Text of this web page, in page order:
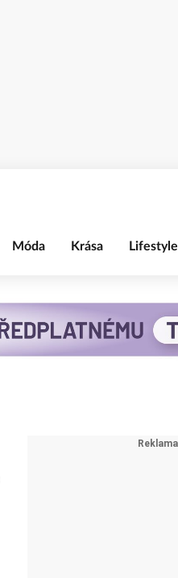
Móda Krása Lifestyle